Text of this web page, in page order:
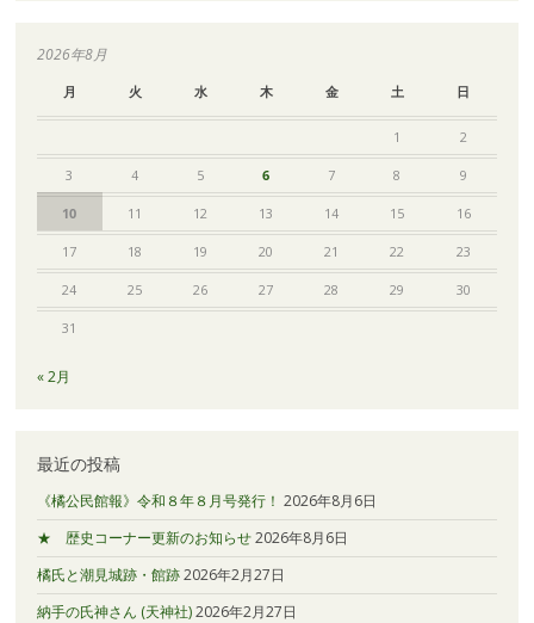
2026年8月
月 火 水 木 金 土 日
1 2
3 4 5 6 7 8 9
10 11 12 13 14 15 16
17 18 19 20 21 22 23
24 25 26 27 28 29 30
31
« 2月
最近の投稿
《橘公民館報》令和８年８月号発行！ 2026年8月6日
★ 歴史コーナー更新のお知らせ2026年8月6日
橘氏と潮見城跡・館跡2026年2月27日
納手の氏神さん (天神社)2026年2月27日